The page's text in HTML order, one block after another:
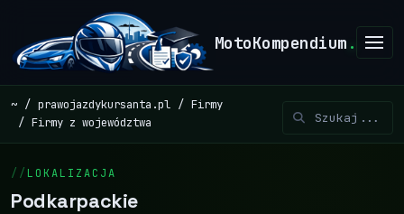
MotoKompendium .
~ prawojazdykursanta.pl
Firmy
Firmy z województwa
LOKALIZACJA
Podkarpackie